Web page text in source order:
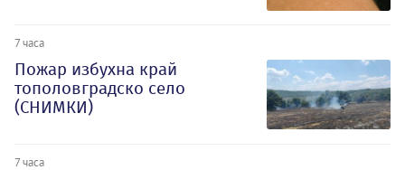
7 часа
Пожар избухна край
тополовградско село
(СНИМКИ)
7 часа